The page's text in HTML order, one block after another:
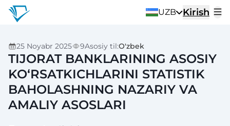
UZB Kirish
25 Noyabr 2025 9Asosiy til:O'zbek
TIJORAT BANKLARINING ASOSIY
KO‘RSATKICHLARINI STATISTIK
BAHOLASHNING NAZARIY VA
AMALIY ASOSLARI